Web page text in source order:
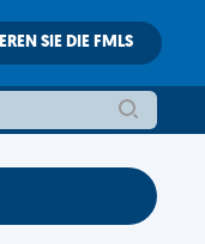
SIE DIE FMLS